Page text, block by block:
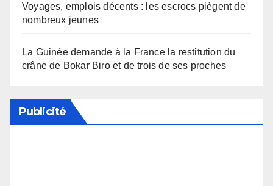
Voyages, emplois décents : les escrocs piègent de
nombreux jeunes
La Guinée demande à la France la restitution du
crâne de Bokar Biro et de trois de ses proches
Publicité